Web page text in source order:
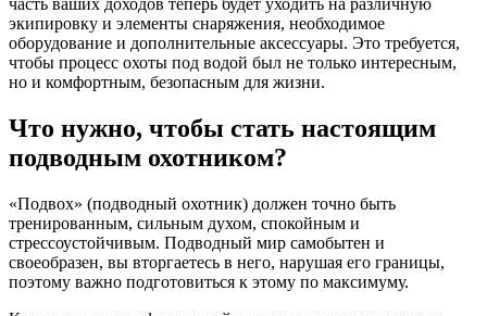
экипировку и элементы снаряжения, необходимое
оборудование и дополнительные аксессуары. Это требуется,
чтобы процесс охоты под водой был не только интересным,
но и комфортным, безопасным для жизни.
Что нужно, чтобы стать настоящим
подводным охотником?
«Подвох» (подводный охотник) должен точно быть
тренированным, сильным духом, спокойным и
стрессоустойчивым. Подводный мир самобытен и
своеобразен, вы вторгаетесь в него, нарушая его границы,
поэтому важно подготовиться к этому по максимуму.